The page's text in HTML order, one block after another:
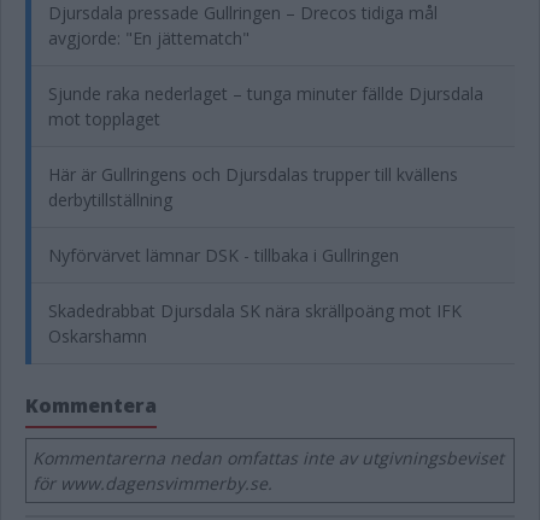
Djursdala pressade Gullringen – Drecos tidiga mål
avgjorde: "En jättematch"
Sjunde raka nederlaget – tunga minuter fällde Djursdala
mot topplaget
Här är Gullringens och Djursdalas trupper till kvällens
derbytillställning
Nyförvärvet lämnar DSK - tillbaka i Gullringen
Skadedrabbat Djursdala SK nära skrällpoäng mot IFK
Oskarshamn
Kommentera
Kommentarerna nedan omfattas inte av utgivningsbeviset
för www.dagensvimmerby.se.